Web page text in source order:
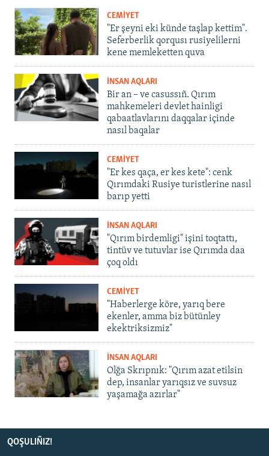
CEMİYET
"Er şeyni eki künde taşlap kettim".
Seferberlik qorqusı rusiyelilerni
kene memleketten quva
İNSAN AQLARI
Bir an – ve casussıñ. Qırım
mahkemeleri devlet hainligi
qabaatlavlarını daqqalar içinde
nasıl baqalar
CEMİYET
"Er kes qaça, er kes kete": cenk
Qırımdaki Rusiye turistlerine nasıl
barıp yetti
İNSAN AQLARI
"Qırım birdemligi" işini toqtattı,
tintüv ve tutuvlar ise Qırımda daa
çoq oldı
CEMİYET
"Haberlerge köre, yarıq bere
ekenler, amma biz bütünley
ekektriksizmiz"
İNSAN AQLARI
Olğa Skrıpnık: "Qırım azat etilsin
dep, insanlar yarıqsız ve suvsuz
yaşamağa azırlar"
QOŞULIÑIZ!